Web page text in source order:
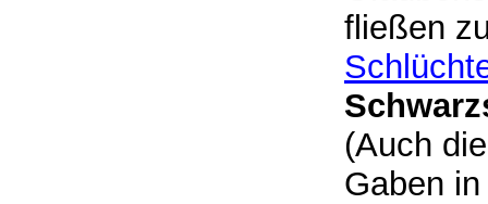
fließen
(Auch
Gaben